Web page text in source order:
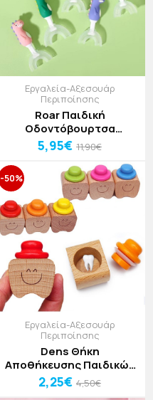
Εργαλεία-Αξεσουάρ
Περιποίησης
Roar Παιδική
Οδοντόβουρτσα
Δεινόσαυρος 2 Έως 10
Ετών 10x7x3cm
5,95€ 11,90€
-50%
Εργαλεία-Αξεσουάρ
Περιποίησης
Dens Θήκη
Αποθήκευσης Παιδικών
Δοντιών 3,6x4,5cm
2,25€ 4,50€